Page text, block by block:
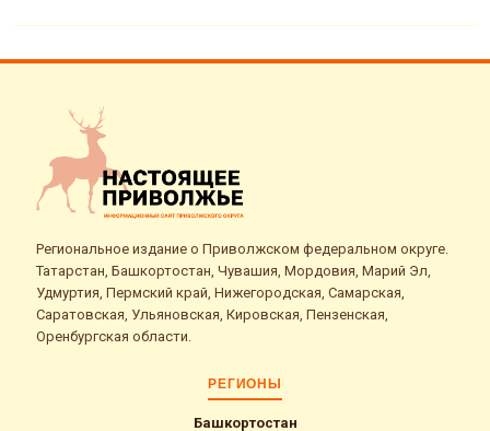
Региональное издание о Приволжском федеральном округе.
Татарстан, Башкортостан, Чувашия, Мордовия, Марий Эл,
Удмуртия, Пермский край, Нижегородская, Самарская,
Саратовская, Ульяновская, Кировская, Пензенская,
Оренбургская области.
РЕГИОНЫ
Башкортостан